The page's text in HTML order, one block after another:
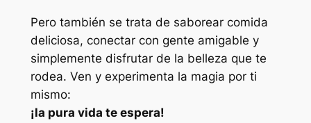
Pero también se trata de saborear comida
deliciosa, conectar con gente amigable y
simplemente disfrutar de la belleza que te
rodea. Ven y experimenta la magia por ti
mismo:
¡la pura vida te espera!